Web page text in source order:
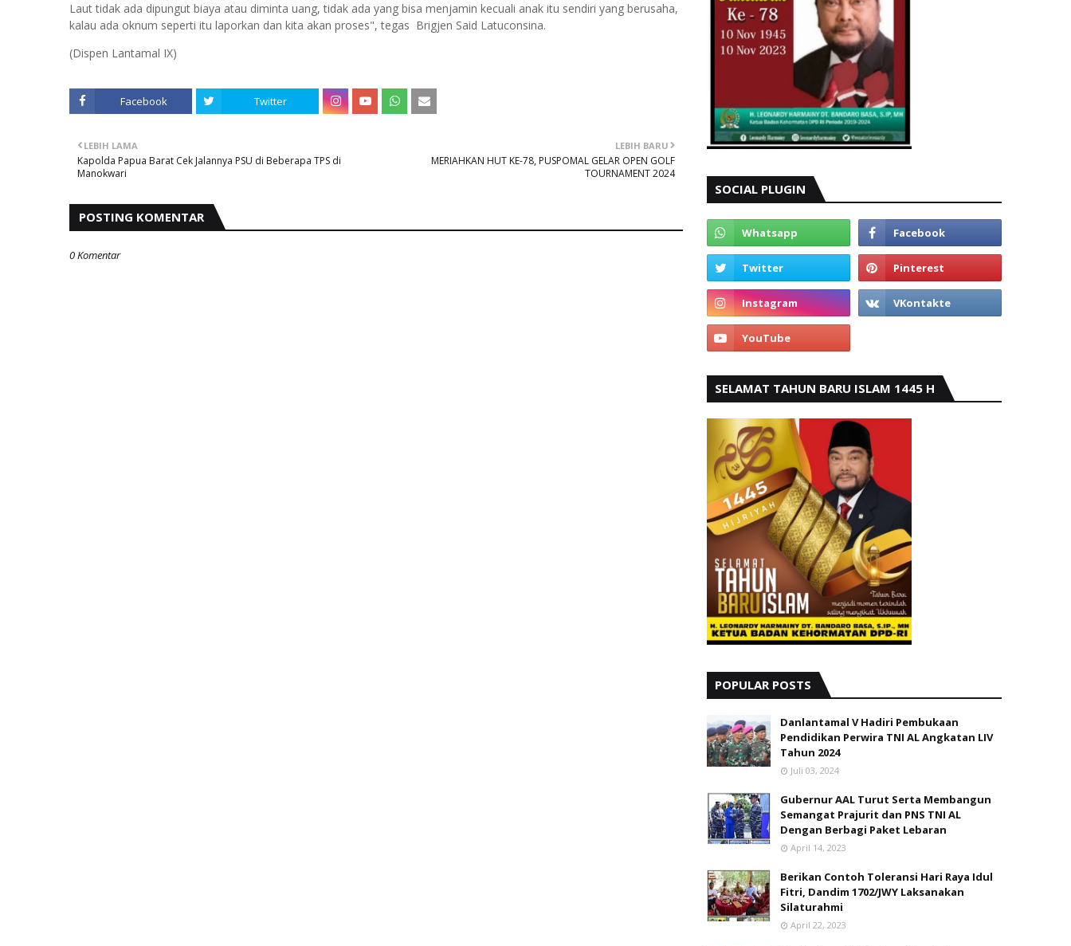
Laut tidak ada dipungut biaya atau diminta uang, tidak ada yang bisa menjamin kecuali anak itu sendiri yang berusaha,
kalau ada oknum seperti itu laporkan dan kita akan proses", tegas Brigjen Said Latuconsina.
(Dispen Lantamal IX)
Facebook Twitter
LEBIH BARU
MERIAHKAN HUT KE-78, PUSPOMAL GELAR OPEN GOLF
TOURNAMENT 2024
LEBIH LAMA
Kapolda Papua Barat Cek Jalannya PSU di Beberapa TPS di
Manokwari
POSTING KOMENTAR
0 Komentar
SOCIAL PLUGIN
SELAMAT TAHUN BARU ISLAM 1445 H
POPULAR POSTS
Danlantamal V Hadiri Pembukaan
Pendidikan Perwira TNI AL Angkatan LIV
Tahun 2024
Juli 03, 2024
Gubernur AAL Turut Serta Membangun
Semangat Prajurit dan PNS TNI AL
Dengan Berbagi Paket Lebaran
April 14, 2023
Berikan Contoh Toleransi Hari Raya Idul
Fitri, Dandim 1702/JWY Laksanakan
Silaturahmi
April 22, 2023